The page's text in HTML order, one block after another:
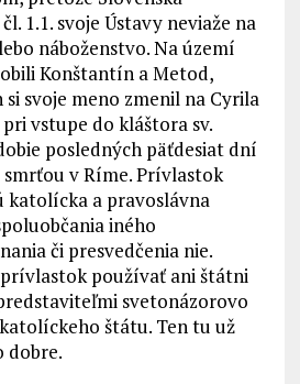
1.1. svoje Ústavy neviaže na
náboženstvo. Na území
Konštantín a Metod,
svoje meno zmenil na Cyrila
vstupe do kláštora sv.
posledných päťdesiat dní
v Ríme. Prívlastok
katolícka a pravoslávna
iného
či presvedčenia nie.
používať ani štátni
svetonázorovo
štátu. Ten tu už
dobre.